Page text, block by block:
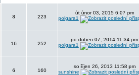
8 223
út únor 03, 2015 6:07 pm
polgara1
16 252
po duben 07, 2014 11:34 pm
polgara1
6 160
so říjen 26, 2013 11:58 pm
sunshine